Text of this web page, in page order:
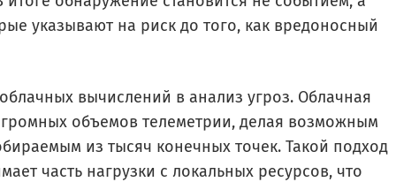
указывают на риск до того, как вредоносный
вычислений в анализ угроз. Облачная
объемов телеметрии, делая возможным
из тысяч конечных точек. Такой подход
часть нагрузки с локальных ресурсов, что